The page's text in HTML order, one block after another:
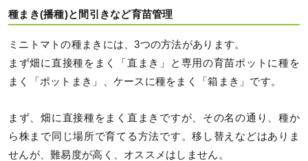
種まき(播種)と間引きなど育苗管理
ミニトマトの種まきには、3つの方法があります。
まず畑に直接種をまく「直まき」と専用の育苗ポットに種を
まく「ポットまき」、ケースに種をまく「箱まき」です。
まず、畑に直接種をまく直まきですが、その名の通り、種か
ら株まで同じ場所で育てる方法です。移し替えなどはありま
せんが、難易度が高く、オススメはしません。